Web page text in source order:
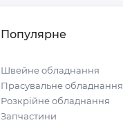
Популярне
Швейне обладнання
Прасувальне обладнання
Розкрійне обладнання
Запчастини